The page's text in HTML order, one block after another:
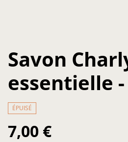
Savon
essentielle
ÉPUISÉ
7,00 €